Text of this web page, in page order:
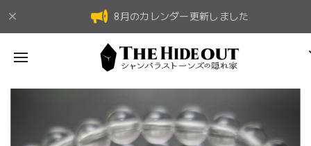
8月のカレンダー更新しました